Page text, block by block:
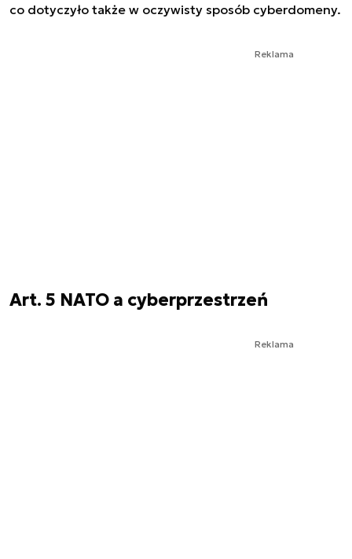
co dotyczyło także w oczywisty sposób cyberdomeny.
Reklama
Art. 5 NATO a cyberprzestrzeń
Reklama